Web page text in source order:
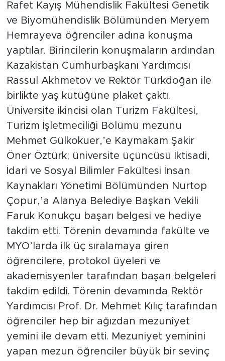
Rafet Kayış Mühendislik Fakültesi Genetik
ve Biyomühendislik Bölümünden Meryem
Hemrayeva öğrenciler adına konuşma
yaptılar. Birincilerin konuşmaların ardından
Kazakistan Cumhurbaşkanı Yardımcısı
Rassul Akhmetov ve Rektör Türkdoğan ile
birlikte yaş kütüğüne plaket çaktı.
Üniversite ikincisi olan Turizm Fakültesi,
Turizm İşletmeciliği Bölümü mezunu
Mehmet Gülkokuer,’e Kaymakam Şakir
Öner Öztürk; üniversite üçüncüsü İktisadi,
İdari ve Sosyal Bilimler Fakültesi İnsan
Kaynakları Yönetimi Bölümünden Nurtop
Çopur,’a Alanya Belediye Başkan Vekili
Faruk Konukçu başarı belgesi ve hediye
takdim etti. Törenin devamında fakülte ve
MYO’larda ilk üç sıralamaya giren
öğrencilere, protokol üyeleri ve
akademisyenler tarafından başarı belgeleri
takdim edildi. Törenin devamında Rektör
Yardımcısı Prof. Dr. Mehmet Kılıç tarafından
öğrenciler hep bir ağızdan mezuniyet
yemini ile devam etti. Mezuniyet yeminini
yapan mezun öğrenciler büyük bir sevinç